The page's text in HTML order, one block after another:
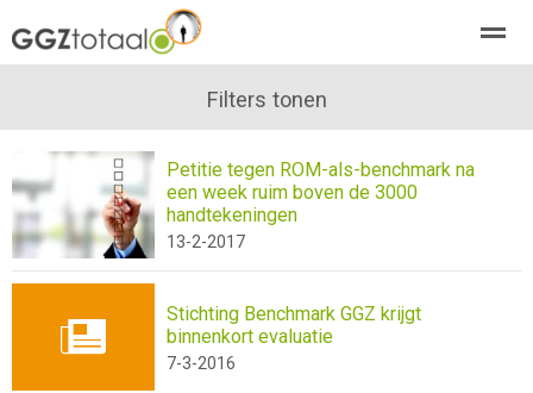
abonneren agenda
Home Nieuws Zoeken Pagina's
Filters tonen
Petitie tegen ROM-als-benchmark na
een week ruim boven de 3000
handtekeningen
13-2-2017
Stichting Benchmark GGZ krijgt
binnenkort evaluatie
7-3-2016